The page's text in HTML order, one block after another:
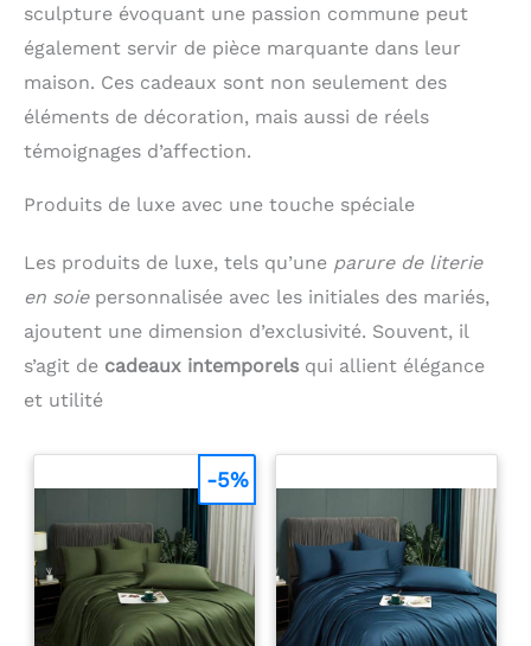
sculpture évoquant une passion commune peut
également servir de pièce marquante dans leur
maison. Ces cadeaux sont non seulement des
éléments de décoration, mais aussi de réels
témoignages d’affection.
Produits de luxe avec une touche spéciale
Les produits de luxe, tels qu’une parure de literie
en soiepersonnalisée avec les initiales des mariés,
ajoutent une dimension d’exclusivité. Souvent, il
s’agit de cadeaux intemporels qui allient élégance
et utilité
-5%